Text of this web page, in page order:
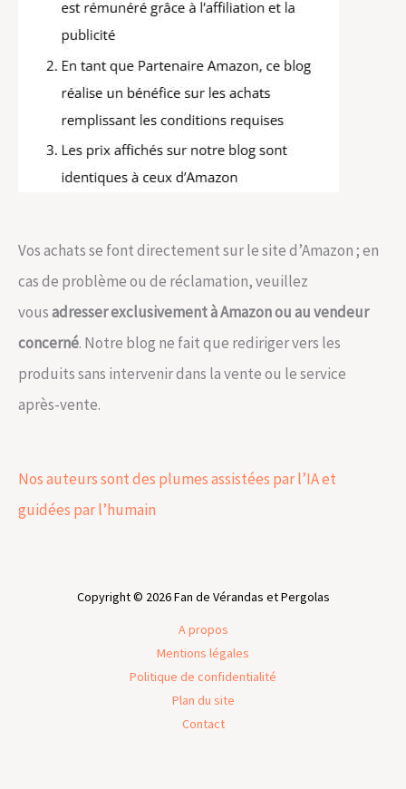
Vos achats se font directement sur le site d’Amazon ; en
cas de problème ou de réclamation, veuillez
vousadresser exclusivement à Amazon ou au vendeur
concerné. Notre blog ne fait que rediriger vers les
produits sans intervenir dans la vente ou le service
après-vente.
Nos auteurs sont des plumes assistées par l’IA et
guidées par l’humain
Copyright © 2026 Fan de Vérandas et Pergolas
A propos
Mentions légales
Politique de confidentialité
Plan du site
Contact